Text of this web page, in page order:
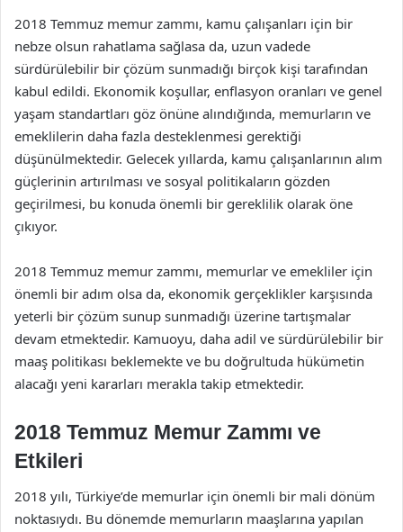
2018 Temmuz memur zammı, kamu çalışanları için bir
nebze olsun rahatlama sağlasa da, uzun vadede
sürdürülebilir bir çözüm sunmadığı birçok kişi tarafından
kabul edildi. Ekonomik koşullar, enflasyon oranları ve genel
yaşam standartları göz önüne alındığında, memurların ve
emeklilerin daha fazla desteklenmesi gerektiği
düşünülmektedir. Gelecek yıllarda, kamu çalışanlarının alım
güçlerinin artırılması ve sosyal politikaların gözden
geçirilmesi, bu konuda önemli bir gereklilik olarak öne
çıkıyor.
2018 Temmuz memur zammı, memurlar ve emekliler için
önemli bir adım olsa da, ekonomik gerçeklikler karşısında
yeterli bir çözüm sunup sunmadığı üzerine tartışmalar
devam etmektedir. Kamuoyu, daha adil ve sürdürülebilir bir
maaş politikası beklemekte ve bu doğrultuda hükümetin
alacağı yeni kararları merakla takip etmektedir.
2018 Temmuz Memur Zammı ve
Etkileri
2018 yılı, Türkiye’de memurlar için önemli bir mali dönüm
noktasıydı. Bu dönemde memurların maaşlarına yapılan